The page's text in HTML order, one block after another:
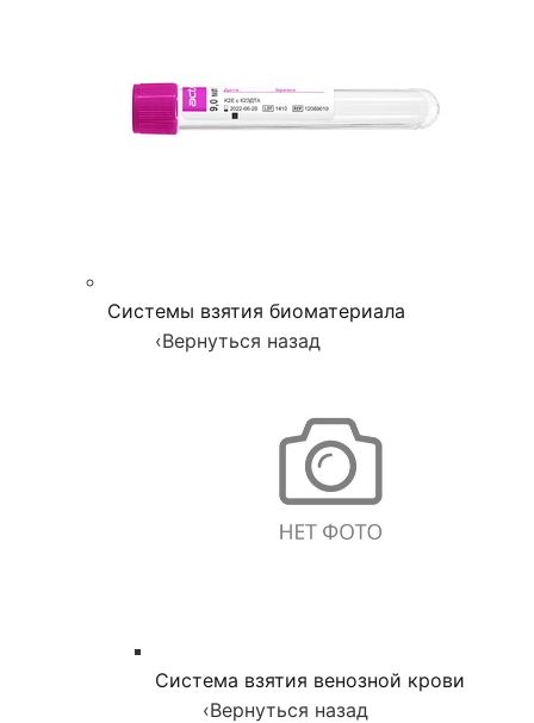
Системы взятия биоматериала
‹Вернуться назад
Система взятия венозной крови
‹Вернуться назад